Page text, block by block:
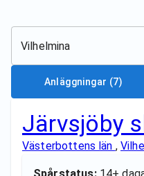
Vilhelmina
Anläggningar (7)
Järvsjöby
Västerbottens län ,